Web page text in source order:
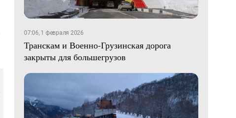
07:06, 1 февраля 2026
Транскам и Военно-Грузинская дорога
закрыты для большегрузов